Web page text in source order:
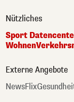
Nützliches
Sport
Wohnen
Externe Angebote
NewsFlix